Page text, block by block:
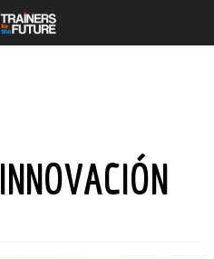
INNOVACIÓN